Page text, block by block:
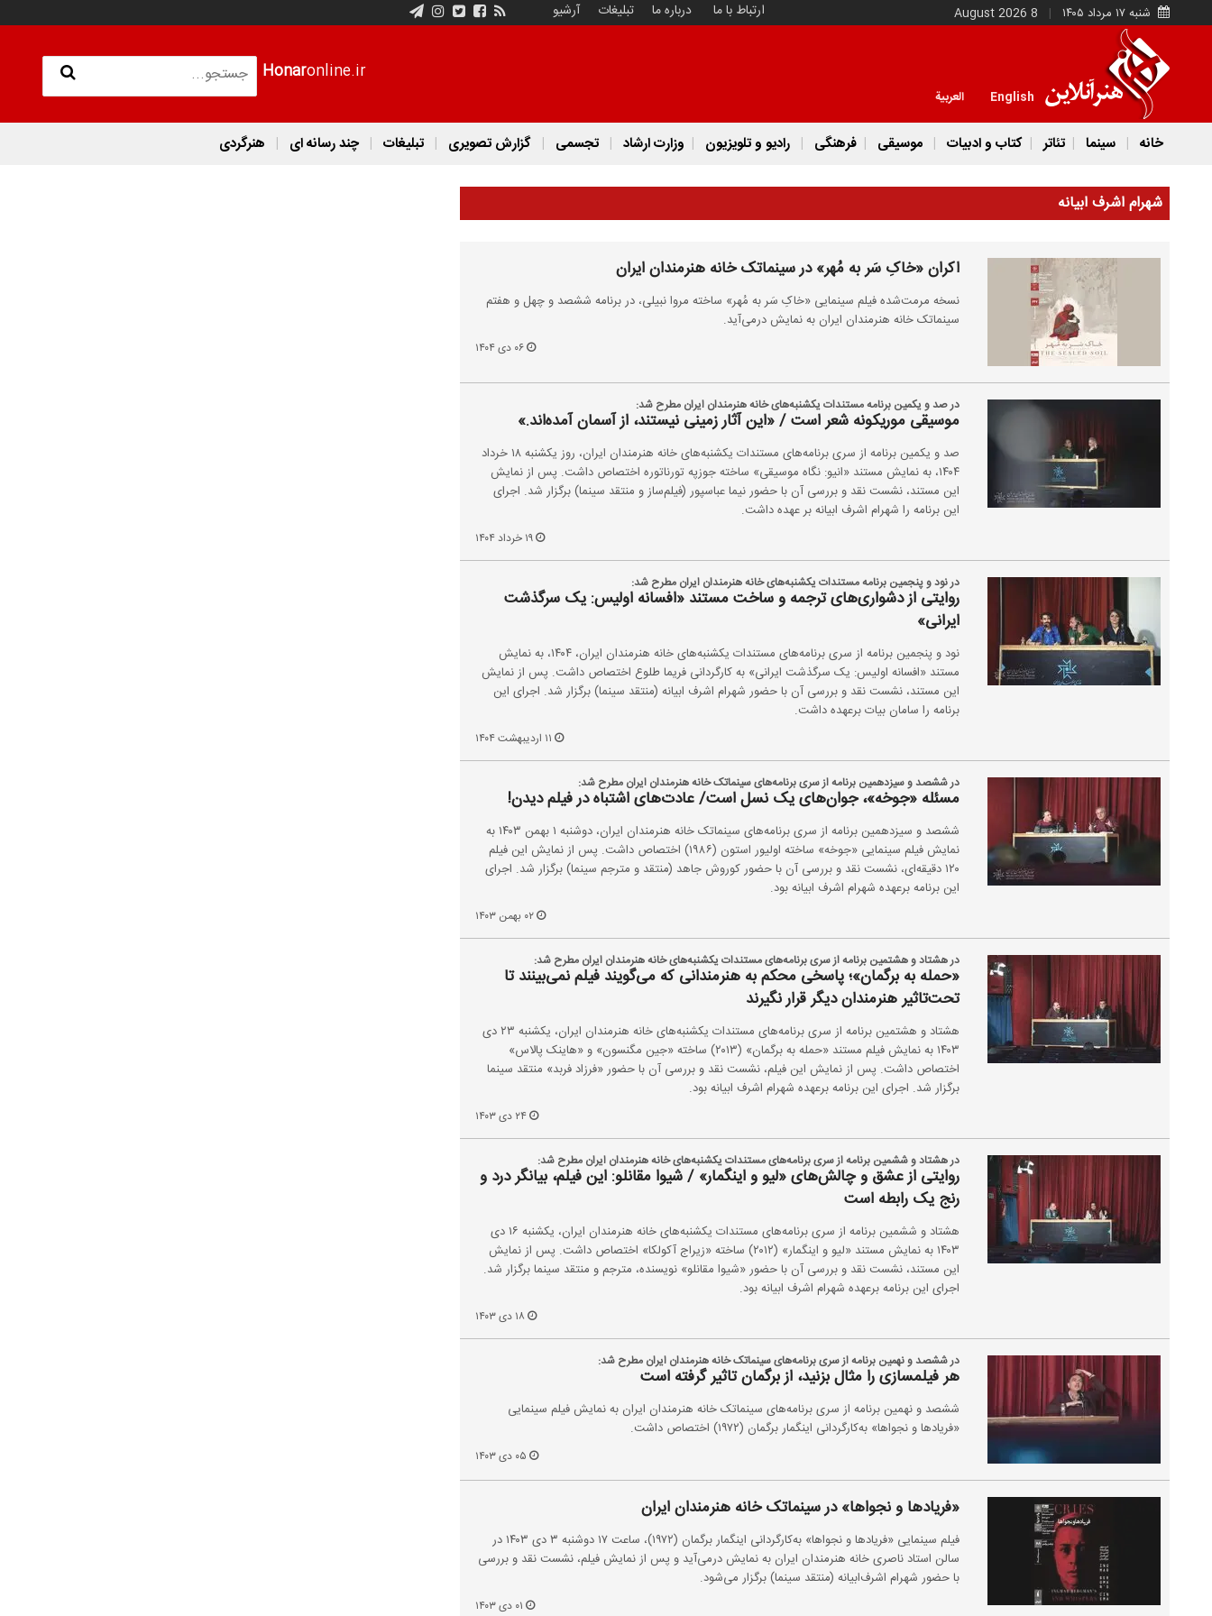
شنبه ۱۷ مرداد ۱۴۰۵ 8 August 2026 ارتباط با ما درباره ما تبلیغات آرشیو
Honaronline.ir
English العربية
خانه سینما تئاتر کتاب و ادبیات موسیقی فرهنگی رادیو و تلویزیون وزارت ارشاد تجسمی گزارش تصویری تبلیغات چند رسانه ای هنرگردی
شهرام اشرف ابیانه
اکران «خاکِ سَر به مُهر» در سینماتک خانه هنرمندان ایران
نسخه مرمت‌شده فیلم سینمایی «خاکِ سَر به مُهر» ساخته مروا نبیلی، در برنامه ششصد و چهل و هفتم
سینماتک خانه هنرمندان ایران به نمایش درمی‌آید.
۰۶ دی ۱۴۰۴
در صد و یکمین برنامه مستندات یکشنبه‌های خانه هنرمندان ایران مطرح شد:
موسیقی موریکونه شعر است / «این آثار زمینی نیستند، از آسمان آمده‌اند.»
صد و یکمین برنامه از سری برنامه‌های مستندات یکشنبه‌های خانه هنرمندان ایران، روز یکشنبه ۱۸ خرداد
۱۴۰۴، به نمایش مستند «انیو: نگاه موسیقی» ساخته جوزپه تورناتوره اختصاص داشت. پس از نمایش
این مستند، نشست نقد و بررسی آن با حضور نیما عباسپور (فیلم‌ساز و منتقد سینما) برگزار شد. اجرای
این برنامه را شهرام اشرف ابیانه بر عهده داشت.
۱۹ خرداد ۱۴۰۴
در نود و پنجمین برنامه مستندات یکشنبه‌های خانه هنرمندان ایران مطرح شد:
روایتی از دشواری‌های ترجمه و ساخت مستند «افسانه اولیس: یک سرگذشت
ایرانی»
نود و پنجمین برنامه از سری برنامه‌های مستندات یکشنبه‌های خانه هنرمندان ایران، ۱۴۰۴، به نمایش
مستند «افسانه اولیس: یک سرگذشت ایرانی» به کارگردانی فریما طلوع اختصاص داشت. پس از نمایش
این مستند، نشست نقد و بررسی آن با حضور شهرام اشرف ابیانه (منتقد سینما) برگزار شد. اجرای این
برنامه را سامان بیات برعهده داشت.
در ششصد و سیزدهمین برنامه از سری برنامه‌های سینماتک خانه هنرمندان ایران مطرح شد:
مسئله «جوخه»، جوان‌های یک نسل است/ عادت‌های اشتباه در فیلم دیدن!
ششصد و سیزدهمین برنامه از سری برنامه‌های سینماتک خانه هنرمندان ایران، دوشنبه ۱ بهمن ۱۴۰۳ به
نمایش فیلم سینمایی «جوخه» ساخته اولیور استون (۱۹۸۶) اختصاص داشت. پس از نمایش این فیلم
۱۲۰ دقیقه‌ای، نشست نقد و بررسی آن با حضور کوروش جاهد (منتقد و مترجم سینما) برگزار شد. اجرای
این برنامه برعهده شهرام اشرف ابیانه بود.
۰۲ بهمن ۱۴۰۳
در هشتاد و هشتمین برنامه از سری برنامه‌های مستندات یکشنبه‌های خانه هنرمندان ایران مطرح شد:
«حمله به برگمان»؛ پاسخی محکم به هنرمندانی که می‌گویند فیلم نمی‌بینند تا
تحت‌تاثیر هنرمندان دیگر قرار نگیرند
هشتاد و هشتمین برنامه از سری برنامه‌های مستندات یکشنبه‌های خانه هنرمندان ایران، یکشنبه ۲۳ دی
۱۴۰۳ به نمایش فیلم مستند «حمله به برگمان» (۲۰۱۳) ساخته «جین مگنسون» و «هاینک پالاس»
اختصاص داشت. پس از نمایش این فیلم، نشست نقد و بررسی آن با حضور «فرزاد فربد» منتقد سینما
برگزار شد. اجرای این برنامه برعهده شهرام اشرف ابیانه بود.
۲۴ دی ۱۴۰۳
در هشتاد و ششمین برنامه از سری برنامه‌های مستندات یکشنبه‌های خانه هنرمندان ایران مطرح شد:
روایتی از عشق و چالش‌های «لیو و اینگمار» / شیوا مقانلو: این فیلم، بیانگر درد و
رنج یک رابطه است
هشتاد و ششمین برنامه از سری برنامه‌های مستندات یکشنبه‌های خانه هنرمندان ایران، یکشنبه ۱۶ دی
۱۴۰۳ به نمایش مستند «لیو و اینگمار» (۲۰۱۲) ساخته «زیراج آکولکا» اختصاص داشت. پس از نمایش
این مستند، نشست نقد و بررسی آن با حضور «شیوا مقانلو» نویسنده، مترجم و منتقد سینما برگزار شد.
اجرای این برنامه برعهده شهرام اشرف ابیانه بود.
در ششصد و نهمین برنامه از سری برنامه‌های سینماتک خانه هنرمندان ایران مطرح شد:
هر فیلمسازی را مثال بزنید، از برگمان تاثیر گرفته است
ششصد و نهمین برنامه از سری برنامه‌های سینماتک خانه هنرمندان ایران به نمایش فیلم سینمایی
«فریادها و نجواها» به‌کارگردانی اینگمار برگمان (۱۹۷۲) اختصاص داشت.
«فریادها و نجواها» در سینماتک خانه هنرمندان ایران
فیلم سینمایی «فریادها و نجواها» به‌کارگردانی اینگمار برگمان (۱۹۷۲)، ساعت ۱۷ دوشنبه ۳ دی ۱۴۰۳ در
سالن استاد ناصری خانه هنرمندان ایران به نمایش درمی‌آید و پس از نمایش فیلم، نشست نقد و بررسی
با حضور شهرام اشرف‌ابیانه (منتقد سینما) برگزار می‌شود.